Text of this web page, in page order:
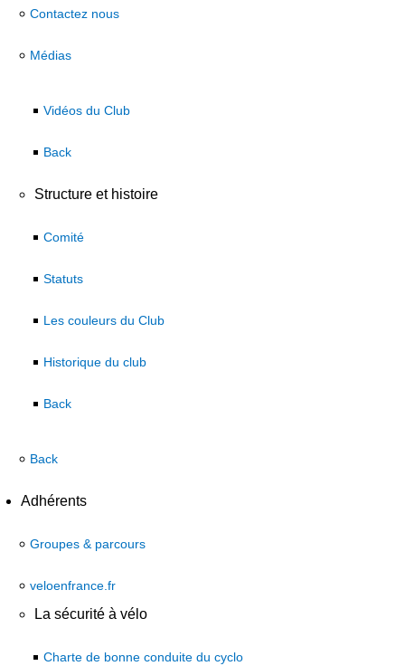
Contactez nous
Médias
Vidéos du Club
Back
Structure et histoire
Comité
Statuts
Les couleurs du Club
Historique du club
Back
Back
Adhérents
Groupes & parcours
veloenfrance.fr
La sécurité à vélo
Charte de bonne conduite du cyclo